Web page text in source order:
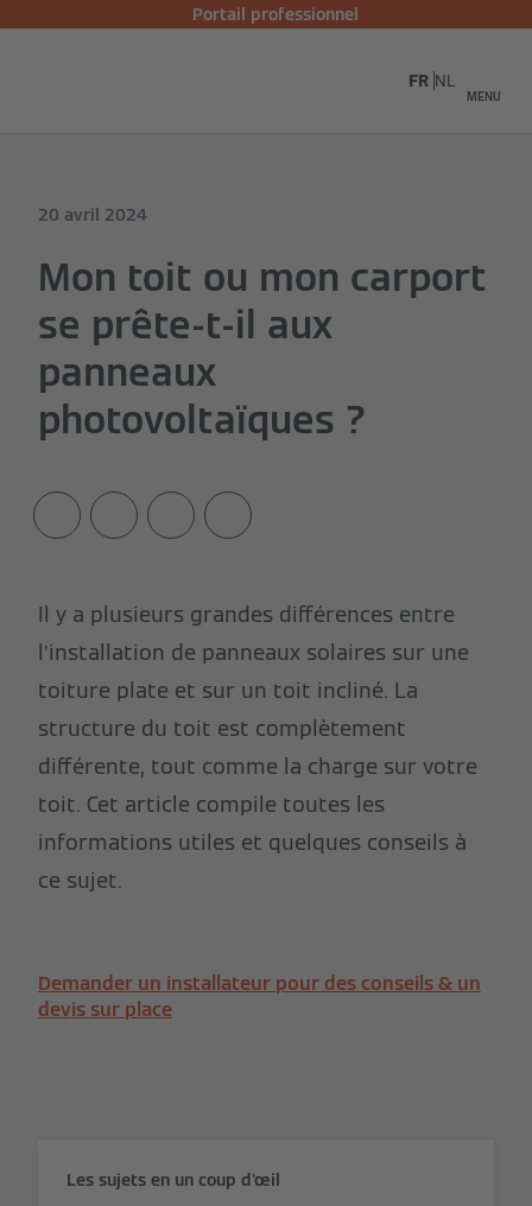
Portail professionnel
MENU
FR NL
20 avril 2024
Mon toit ou mon carport
se prête-t-il aux
panneaux
photovoltaïques ?
Il y a plusieurs grandes différences entre
l’installation de panneaux solaires sur une
toiture plate et sur un toit incliné. La
structure du toit est complètement
différente, tout comme la charge sur votre
toit. Cet article compile toutes les
informations utiles et quelques conseils à
ce sujet.
Demander un installateur pour des conseils & un
devis sur place
Les sujets en un coup d'œil